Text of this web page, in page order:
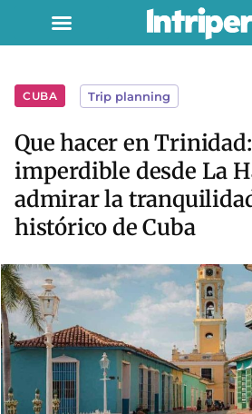
CUBA Trip planning
Que hacer en
imperdible desde La
admirar la
histórico de Cuba